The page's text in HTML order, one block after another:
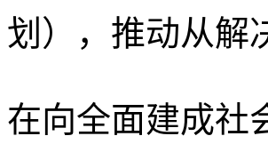
划），推动从解
在向全面建成社